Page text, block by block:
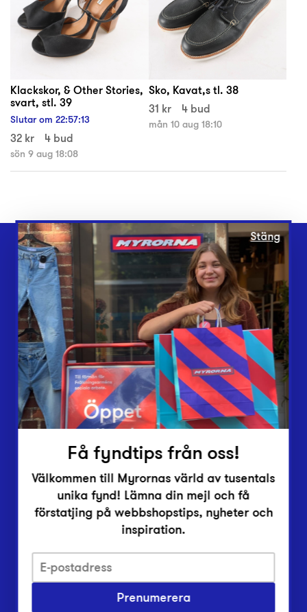
Klackskor, & Other Stories,
svart, stl. 39
Slutar om 22:57:13
32 kr 4 bud
sön 9 aug 18:08
Sko, Kavat,s tl. 38
31 kr
4 bud
mån 10 aug 18:10
Webbshop
Butiker
Lämna in
Vårt överskott
Inlämningsplatser
Om Myrorna
Lediga jobb
Pressrum
Integritetsskyddspolicy
Har du frågor om onlineköp, leverans eller retur?
Stäng
Få fyndtips från oss!
Välkommen till Myrornas värld av tusentals
unika fynd! Lämna din mejl och få
förstatjing på webbshopstips, nyheter och
inspiration.
Prenumerera